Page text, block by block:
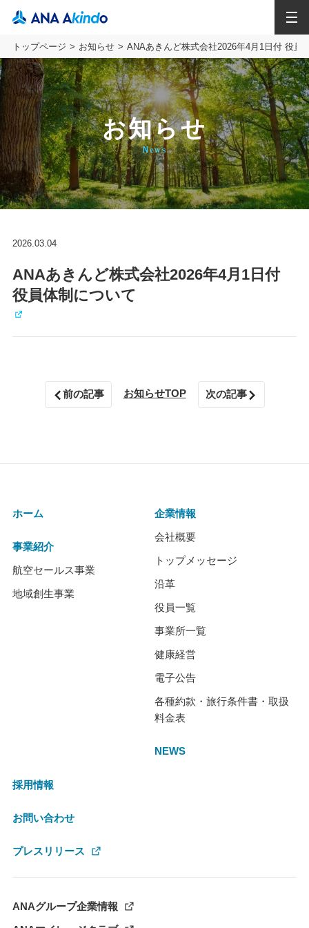
トップページ お知らせ ANAあきんど株式会社2026年4月1日付 役員
お知らせ
News
2026.03.04
ANAあきんど株式会社2026年4月1日付
役員体制について
前の記事 お知らせTOP 次の記事
ホーム
事業紹介
航空セールス事業
地域創生事業
企業情報
会社概要
トップメッセージ
沿革
役員一覧
事業所一覧
健康経営
電子公告
各種約款・旅行条件書・取扱
料金表
NEWS
採用情報
お問い合わせ
プレスリリース
ANAグループ企業情報